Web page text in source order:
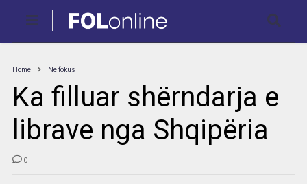
Home Në fokus
Ka filluar shërndarja e
librave nga Shqipëria
0